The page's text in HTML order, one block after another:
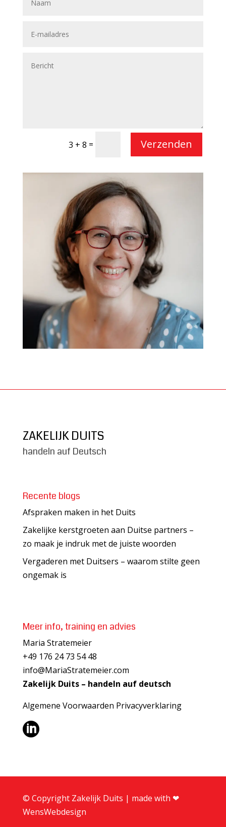
3 + 8 = Verzenden
ZAKELIJK DUITS
handeln auf Deutsch
Recente blogs
Afspraken maken in het Duits
Zakelijke kerstgroeten aan Duitse partners –
zo maak je indruk met de juiste woorden
Vergaderen met Duitsers – waarom stilte geen
ongemak is
Meer info, training en advies
Maria Stratemeier
+49 176 24 73 54 48
info@MariaStratemeier.com
Zakelijk Duits – handeln auf deutsch
Algemene Voorwaarden Privacyverklaring

© Copyright Zakelijk Duits | made with ❤︎
WensWebdesign